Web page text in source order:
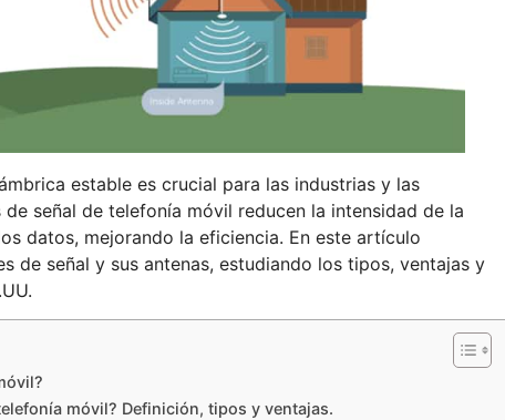
estable es crucial para las industrias y las
señal de telefonía móvil reducen la intensidad de la
datos, mejorando la eficiencia. En este artículo
de señal y sus antenas, estudiando los tipos, ventajas y
móvil? Definición, tipos y ventajas.